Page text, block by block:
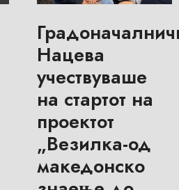
Нацева
учествуваше
на стартот на
проектот
„Везилка-од
македонско